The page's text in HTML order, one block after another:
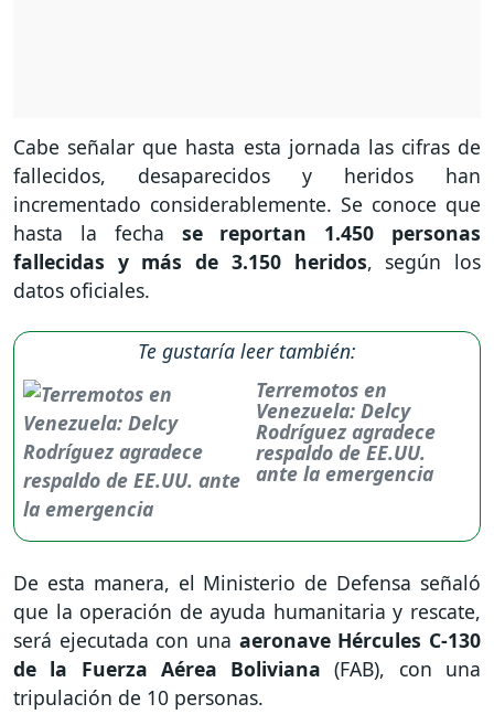
Cabe señalar que hasta esta jornada las cifras de
fallecidos, desaparecidos y heridos han
incrementado considerablemente. Se conoce que
hasta la fecha se reportan 1.450 personas
fallecidas y más de 3.150 heridos, según los
datos oficiales.
Te gustaría leer también:
Terremotos en
Venezuela: Delcy
Rodríguez agradece
respaldo de EE.UU.
ante la emergencia
De esta manera, el Ministerio de Defensa señaló
que la operación de ayuda humanitaria y rescate,
será ejecutada con una aeronave Hércules C-130
de la Fuerza Aérea Boliviana (FAB), con una
tripulación de 10 personas.